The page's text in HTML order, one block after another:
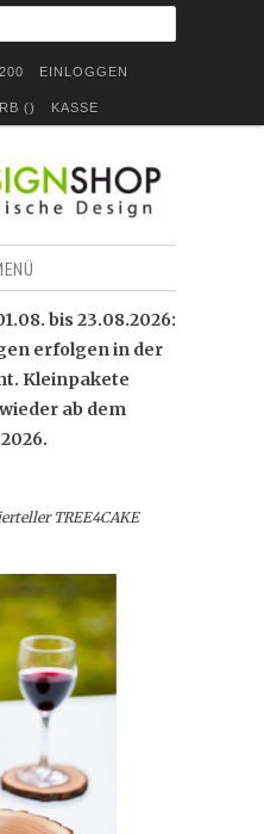
EINLOGGEN
() KASSE
bis 23.08.2026:
erfolgen in der
Kleinpakete
ab dem
TREE4CAKE